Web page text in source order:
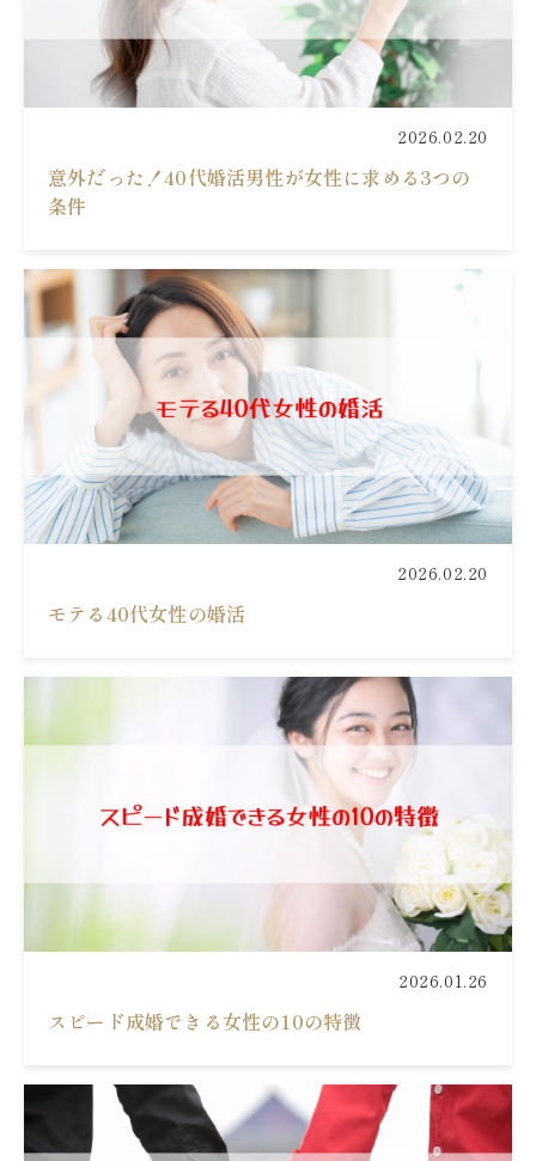
2026.02.20
意外だった！40代婚活男性が女性に求める3つの
条件
2026.02.20
モテる40代女性の婚活
2026.01.26
スピード成婚できる女性の10の特徴